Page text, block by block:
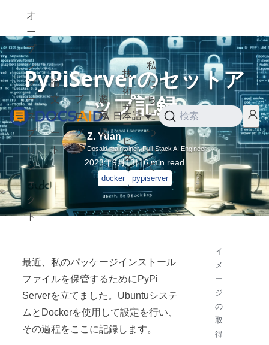
オ
ー
プ
ン
ソ
ー
ス
プ
ロ
ジ
ェ
ク
ト
論
文
ノ
ー
ト
ブ
ロ
グ
遊
び
場
技
術
サ
ー
ビ
ス
私
た
ち
に
つ
い
て
日本語 検索
PyPiServerのセットア
ップ記録
Z. Yuan
Dosaid maintainer, Full-Stack AI Engineer
2023年9月13日6min read
docker pypiserver
最近、私のパッケージインストール
ファイルを保管するためにPyPi
Serverを立てました。Ubuntuシステ
ムとDockerを使用して設定を行い、
その過程をここに記録します。
イ
メ
ー
ジ
の
取
得